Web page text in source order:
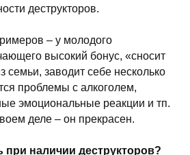
деструкторов.
– у молодого
высокий бонус, «сносит
семьи, заводит себе несколько
проблемы с алкоголем,
эмоциональные реакции и тп.
деле – он прекрасен.
при наличии деструкторов?